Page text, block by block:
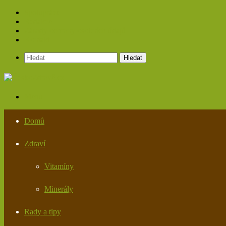
Hledat
Domů
Zdraví
Vitamíny
Minerály
Rady a tipy